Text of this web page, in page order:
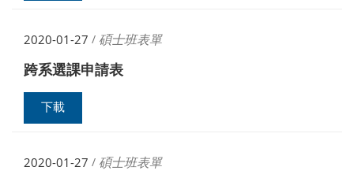
2020-01-27 / 碩士班表單
跨系選課申請表
下載
2020-01-27 / 碩士班表單